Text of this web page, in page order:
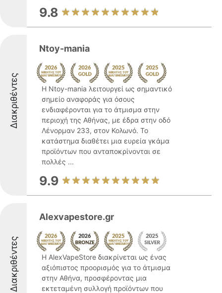
9.8
Διακριθέντες
Ntoy-mania
Η Ntoy-mania λειτουργεί ως σημαντικό
σημείο αναφοράς για όσους
ενδιαφέρονται για το άτμισμα στην
περιοχή της Αθήνας, με έδρα στην οδό
Λένορμαν 233, στον Κολωνό. Το
κατάστημα διαθέτει μια ευρεία γκάμα
προϊόντων που ανταποκρίνονται σε
πολλές ...
9.9
Διακριθέντες
Alexvapestore.gr
Η AlexVapeStore διακρίνεται ως ένας
αξιόπιστος προορισμός για το άτμισμα
στην Αθήνα, προσφέροντας μια
εκτεταμένη συλλογή προϊόντων που